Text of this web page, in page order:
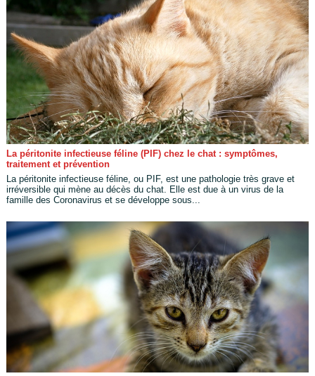
La péritonite infectieuse féline (PIF) chez le chat : symptômes,
traitement et prévention
La péritonite infectieuse féline, ou PIF, est une pathologie très grave et
irréversible qui mène au décès du chat. Elle est due à un virus de la
famille des Coronavirus et se développe sous...